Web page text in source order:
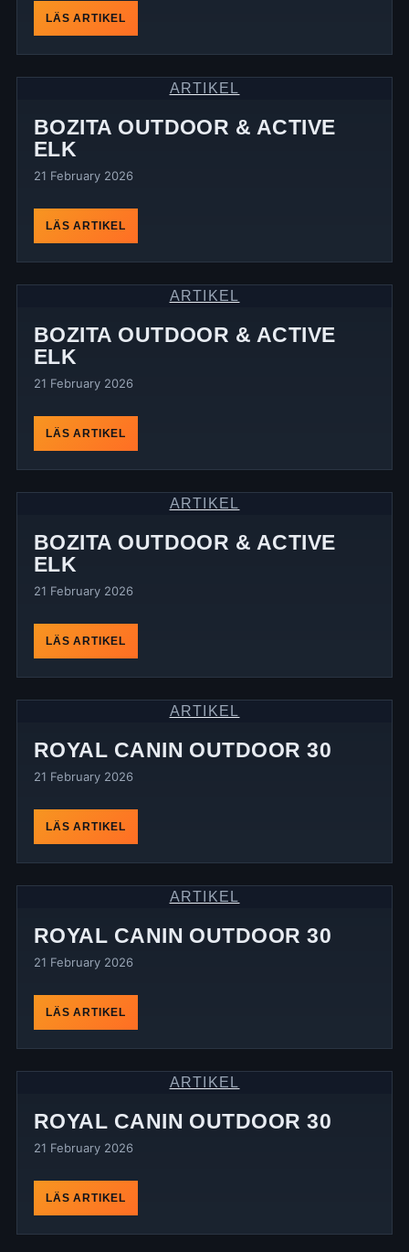
LÄS ARTIKEL
ARTIKEL
BOZITA OUTDOOR & ACTIVE
ELK
21 February 2026
LÄS ARTIKEL
ARTIKEL
BOZITA OUTDOOR & ACTIVE
ELK
21 February 2026
LÄS ARTIKEL
ARTIKEL
BOZITA OUTDOOR & ACTIVE
ELK
21 February 2026
LÄS ARTIKEL
ARTIKEL
ROYAL CANIN OUTDOOR 30
21 February 2026
LÄS ARTIKEL
ARTIKEL
ROYAL CANIN OUTDOOR 30
21 February 2026
LÄS ARTIKEL
ARTIKEL
ROYAL CANIN OUTDOOR 30
21 February 2026
LÄS ARTIKEL